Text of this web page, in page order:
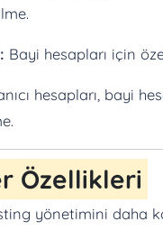
Bayi hesapları için
hesapları, bayi
Özellikleri
yönetimini daha